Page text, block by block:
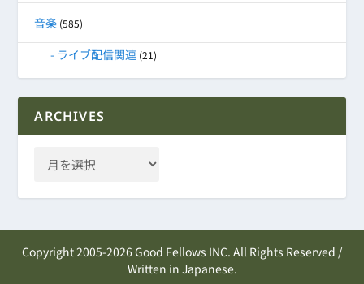
音楽 (585)
ライブ配信関連 (21)
ARCHIVES
Copyright 2005-2026 Good Fellows INC. All Rights Reserved /
Written in Japanese.